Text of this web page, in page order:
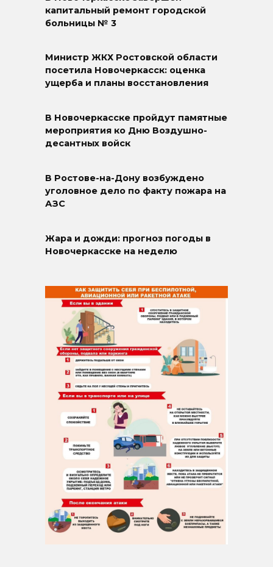
капитальный ремонт городской
больницы № 3
Министр ЖКХ Ростовской области
посетила Новочеркасск: оценка
ущерба и планы восстановления
В Новочеркасске пройдут памятные
мероприятия ко Дню Воздушно-
десантных войск
В Ростове-на-Дону возбуждено
уголовное дело по факту пожара на
АЗС
Жара и дожди: прогноз погоды в
Новочеркасске на неделю